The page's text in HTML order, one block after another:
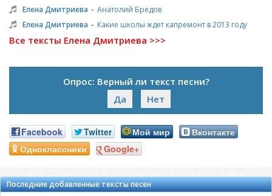
Елена Дмитриева - Анатолий Бредов
Елена Дмитриева - Какие школы ждет капремонт в 2013 году
Все тексты Елена Дмитриева >>>
Опрос: Верный ли текст песни?
Да
Нет
Facebook Twitter Мой мир
Вконтакте
Одноклассники
Google+
Последние добавленные тексты песен